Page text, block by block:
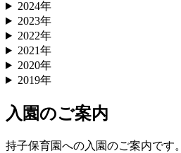
2024年
2023年
2022年
2021年
2020年
2019年
入園のご案内
持子保育園への入園のご案内です。